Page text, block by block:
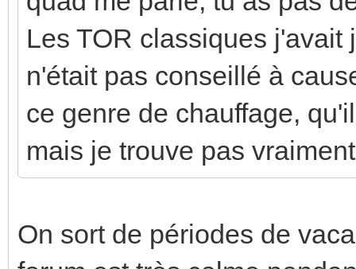
Les TOR classiques
n'était pas conseillé à
ce genre de chauffage,
mais je trouve pas
On sort de périodes de